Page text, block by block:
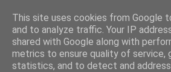
med stort och smått från Uddevallas
This site uses cookies from Google
and to analyze traffic. Your IP
shared with Google along with
metrics to ensure quality of service,
statistics, and to detect and address